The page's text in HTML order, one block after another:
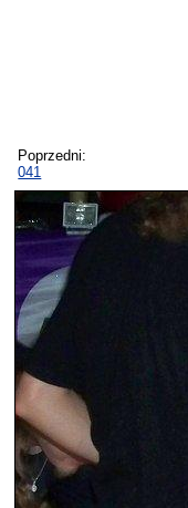
Poprzedni:
041